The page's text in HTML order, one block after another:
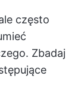
często
Zbadaj